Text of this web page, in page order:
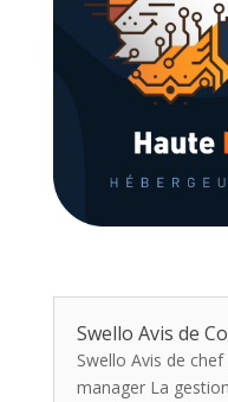
Swello Avis de
Swello Avis de
manager La